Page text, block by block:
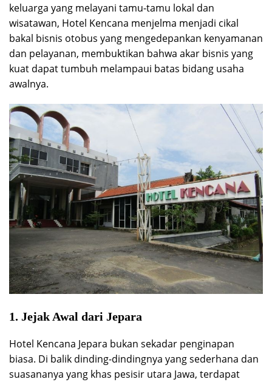
keluarga yang melayani tamu-tamu lokal dan
wisatawan, Hotel Kencana menjelma menjadi cikal
bakal bisnis otobus yang mengedepankan kenyamanan
dan pelayanan, membuktikan bahwa akar bisnis yang
kuat dapat tumbuh melampaui batas bidang usaha
awalnya.
1. Jejak Awal dari Jepara
Hotel Kencana Jepara bukan sekadar penginapan
biasa. Di balik dinding-dindingnya yang sederhana dan
suasananya yang khas pesisir utara Jawa, terdapat